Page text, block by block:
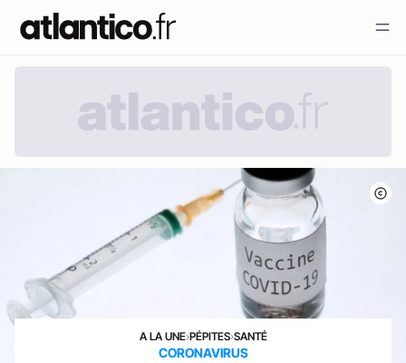
A LA UNE›PÉPITES›SANTÉ
CORONAVIRUS